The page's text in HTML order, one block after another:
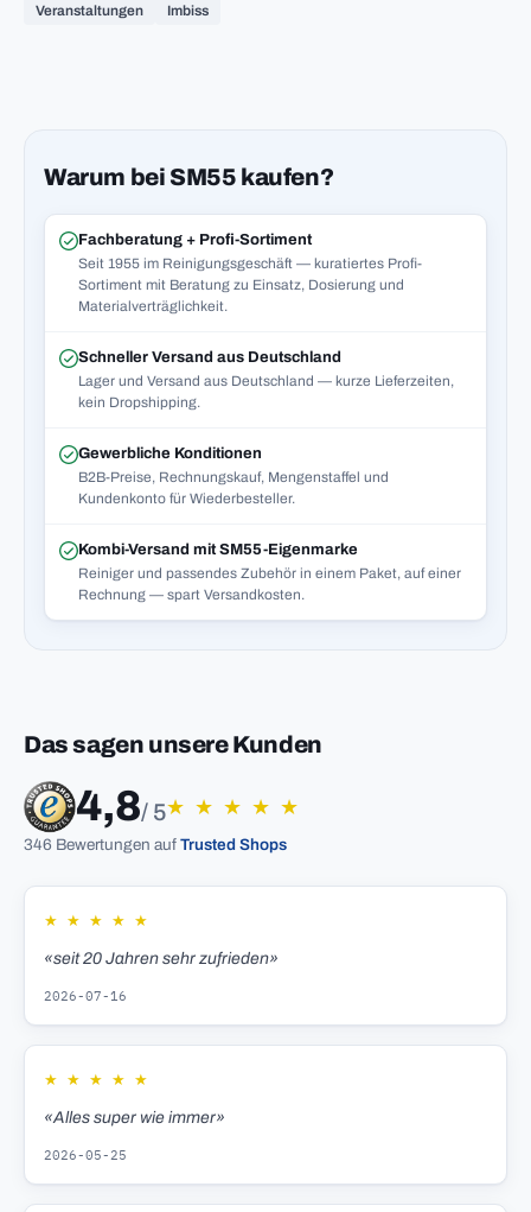
Veranstaltungen Imbiss
Warum bei SM55 kaufen?
Fachberatung + Profi-Sortiment
Seit 1955 im Reinigungsgeschäft — kuratiertes Profi-
Sortiment mit Beratung zu Einsatz, Dosierung und
Materialverträglichkeit.
Schneller Versand aus Deutschland
Lager und Versand aus Deutschland — kurze Lieferzeiten,
kein Dropshipping.
Gewerbliche Konditionen
B2B-Preise, Rechnungskauf, Mengenstaffel und
Kundenkonto für Wiederbesteller.
Kombi-Versand mit SM55-Eigenmarke
Reiniger und passendes Zubehör in einem Paket, auf einer
Rechnung — spart Versandkosten.
Das sagen unsere Kunden
4,8/ 5★ ★ ★ ★ ★
346 Bewertungen auf Trusted Shops
★ ★ ★ ★ ★
«seit 20 Jahren sehr zufrieden»
2026-07-16
★ ★ ★ ★ ★
«Alles super wie immer»
2026-05-25